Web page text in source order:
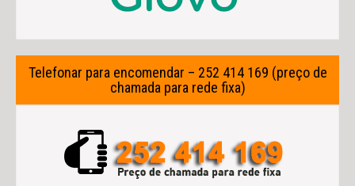
Telefonar para encomendar – 252 414 169 (preço de
chamada para rede fixa)